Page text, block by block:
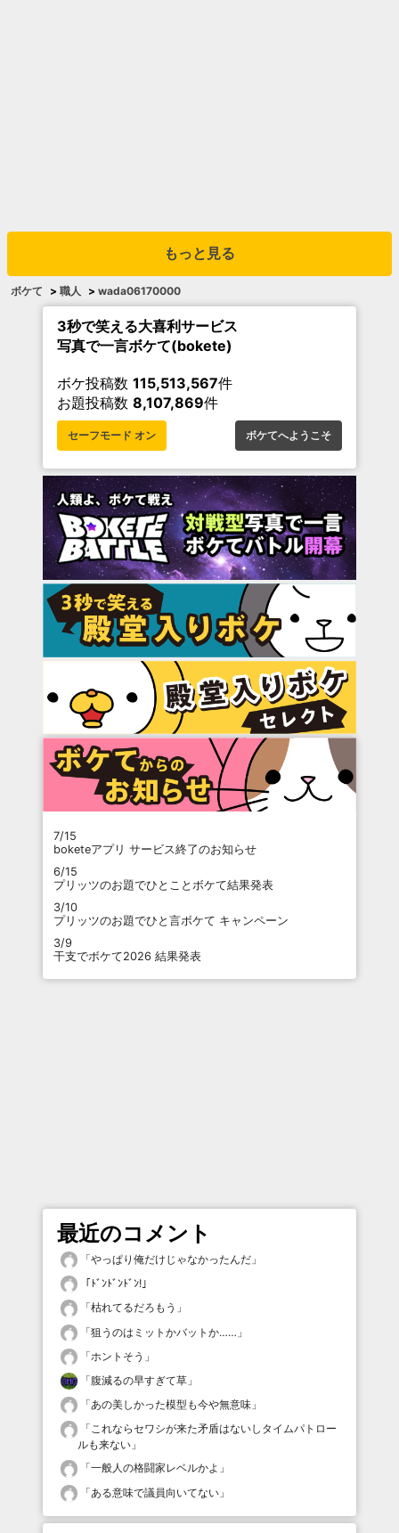
もっと見る
ボケて > 職人 > wada06170000
3秒で笑える大喜利サービス
写真で一言ボケて(bokete)
ボケ投稿数 115,513,567件
お題投稿数 8,107,869件
セーフモード オン ボケてへようこそ
7/15
boketeアプリ サービス終了のお知らせ
6/15
プリッツのお題でひとことボケて結果発表
3/10
プリッツのお題でひと言ボケて キャンペーン
3/9
干支でボケて2026 結果発表
最近のコメント
「やっぱり俺だけじゃなかったんだ 」
「 ﾄﾞﾝﾄﾞﾝﾄﾞﾝ! 」
「枯れてるだろもう 」
「狙うのはミットかバットか…… 」
「ホントそう 」
「腹減るの早すぎて草 」
「あの美しかった模型も今や無意味 」
「これならセワシが来た矛盾はないしタイムパトロー
ルも来ない 」
「一般人の格闘家レベルかよ 」
「ある意味で議員向いてない 」